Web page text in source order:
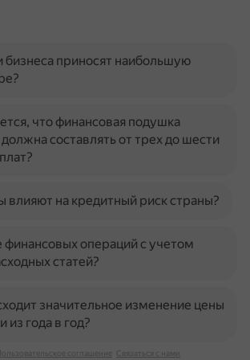
бизнеса приносят наибольшую
что финансовая подушка
составлять от трех до шести
влияют на кредитный риск страны?
финансовых операций с учетом
статей?
значительное изменение цены
года в год?
Пользовательское соглашение Связаться с нами